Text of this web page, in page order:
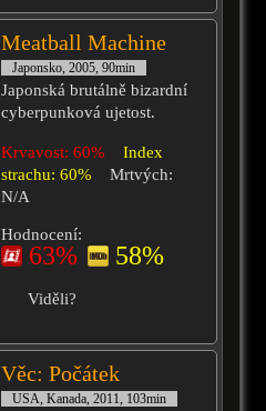
Meatball Machine
Japonsko, 2005, 90min
Japonská brutálně bizardní
cyberpunková ujetost.
Krvavost: 60%
Index
strachu: 60%
Mrtvých:
N/A
Hodnocení:
63% 58%
Viděli?
Věc: Počátek
USA, Kanada, 2011, 103min